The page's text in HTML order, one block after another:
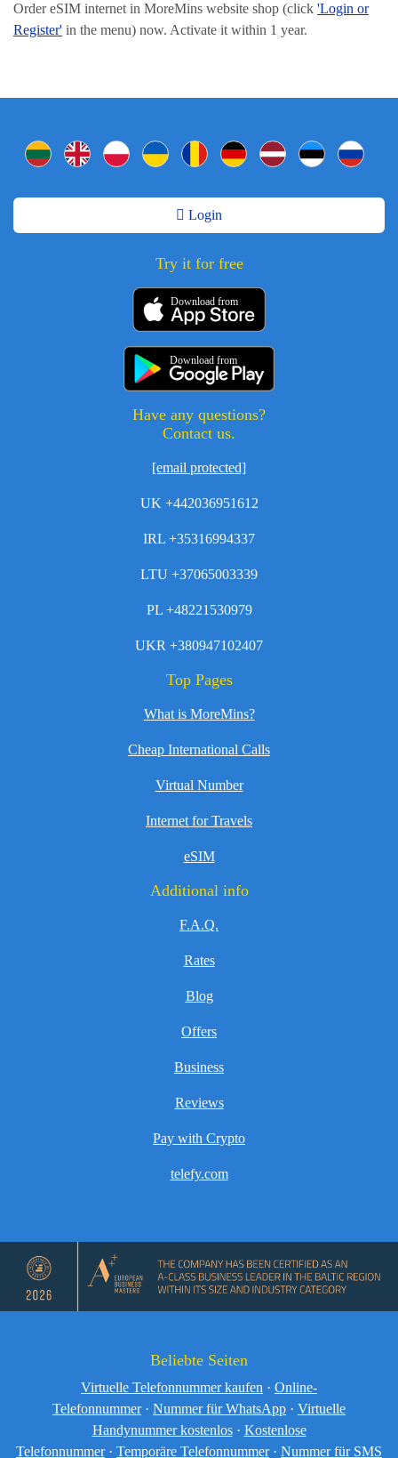
Order eSIM internet in MoreMins website shop (click 'Login or
Register' in the menu) now. Activate it within 1 year.
Login
Try it for free
Download from
Download from
Have any questions?
Contact us.
[email protected]
UK +442036951612
IRL +35316994337
LTU +37065003339
PL +48221530979
UKR +380947102407
Top Pages
What is MoreMins?
Cheap International Calls
Virtual Number
Internet for Travels
eSIM
Additional info
F.A.Q.
Rates
Blog
Offers
Business
Reviews
Pay with Crypto
telefy.com
Beliebte Seiten
Virtuelle Telefonnummer kaufen · Online-
Telefonnummer · Nummer für WhatsApp · Virtuelle
Handynummer kostenlos · Kostenlose
Telefonnummer · Temporäre Telefonnummer · Nummer für SMS